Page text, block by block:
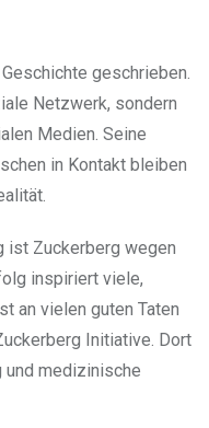
geschrieben.
Netzwerk, sondern
Medien. Seine
in Kontakt bleiben
ist Zuckerberg wegen
inspiriert viele,
an vielen guten Taten
Initiative. Dort
medizinische